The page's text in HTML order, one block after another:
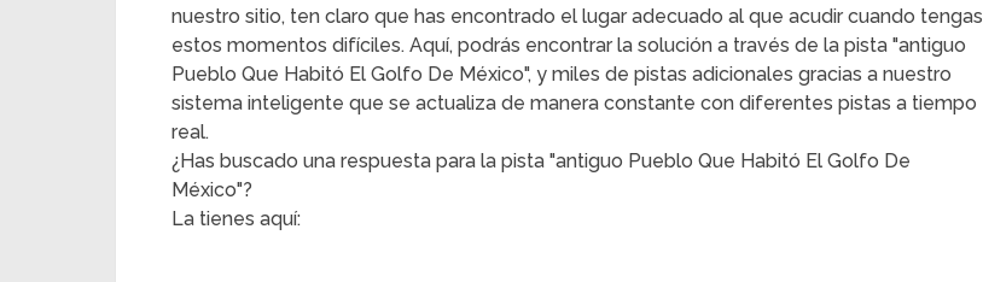
nuestro sitio, ten claro que has encontrado el lugar adecuado al que acudir cuando tengas
estos momentos difíciles. Aquí, podrás encontrar la solución a través de la pista "antiguo
Pueblo Que Habitó El Golfo De México", y miles de pistas adicionales gracias a nuestro
sistema inteligente que se actualiza de manera constante con diferentes pistas a tiempo
real.
¿Has buscado una respuesta para la pista "antiguo Pueblo Que Habitó El Golfo De
México"?
La tienes aquí: